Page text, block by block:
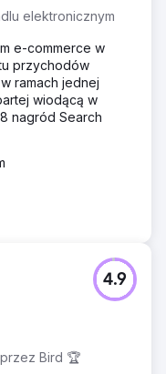
elektronicznym
e-commerce w
przychodów
ramach jednej
wiodącą w
nagród Search
Bird 🏆
4.9